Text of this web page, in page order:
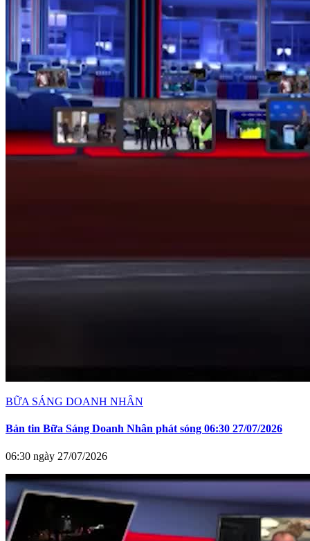
BỮA SÁNG DOANH NHÂN
Bản tin Bữa Sáng Doanh Nhân phát sóng 06:30 27/07/2026
06:30 ngày 27/07/2026